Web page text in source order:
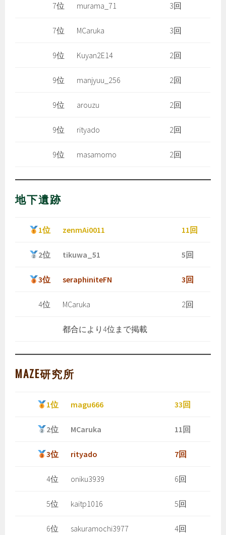
7位 murama_71 3回
7位 MCaruka 3回
9位 Kuyan2E14 2回
9位 manjyuu_256 2回
9位 arouzu 2回
9位 rityado 2回
9位 masamomo 2回
地下遺跡
1位 zenmAi0011 11回
2位 tikuwa_51 5回
3位 seraphiniteFN 3回
4位 MCaruka 2回
都合により4位まで掲載
MAZE研究所
1位 magu666 33回
2位 MCaruka 11回
3位 rityado 7回
4位 oniku3939 6回
5位 kaitp1016 5回
6位 sakuramochi3977 4回